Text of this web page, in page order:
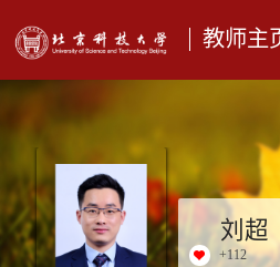
教师主
刘超
+112